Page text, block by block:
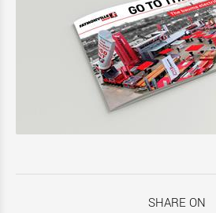
SHARE ON